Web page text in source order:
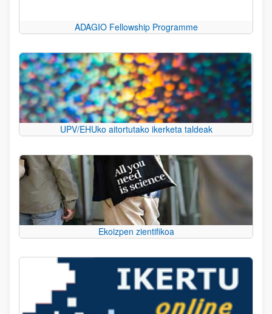
ADAGIO Fellowship Programme
UPV/EHUko aitortutako ikerketa taldeak
Ekoizpen zientifikoa